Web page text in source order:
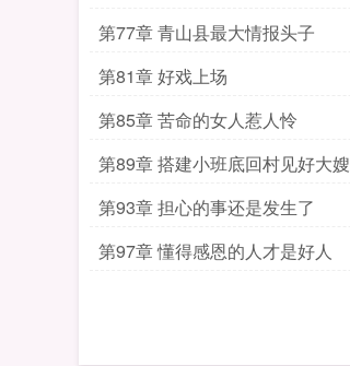
第77章 青山县最大情报头子
第81章 好戏上场
第85章 苦命的女人惹人怜
第89章 搭建小班底回村见好大嫂
第93章 担心的事还是发生了
第97章 懂得感恩的人才是好人